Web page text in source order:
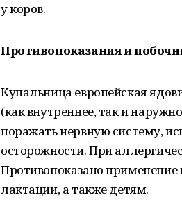
у коров.
Противопоказания и
Купальница европейская
(как внутреннее, так и
поражать нервную систему,
осторожности. При
Противопоказано
лактации, а также детям.